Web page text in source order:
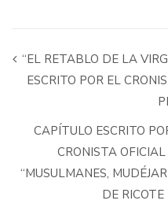
“EL RETABLO DE LA
ESCRITO POR EL
CAPÍTULO ESCRITO
CRONISTA
“MUSULMANES,
DE